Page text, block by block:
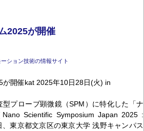
2025が開催
ション技術の情報サイト
開催kat 2025年10日28日(火) in
プローブ顕微鏡（SPM）に特化した「ナ
Scientific Symposium Japan 2025 :
東京都文京区の東京大学 浅野キャンパス